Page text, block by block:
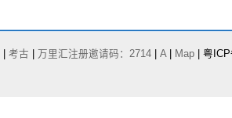
考古 万里汇注册邀请码：2714 A| Map | 粤